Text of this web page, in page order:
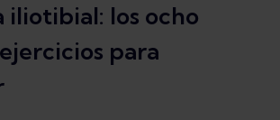
iliotibial: los ocho
para